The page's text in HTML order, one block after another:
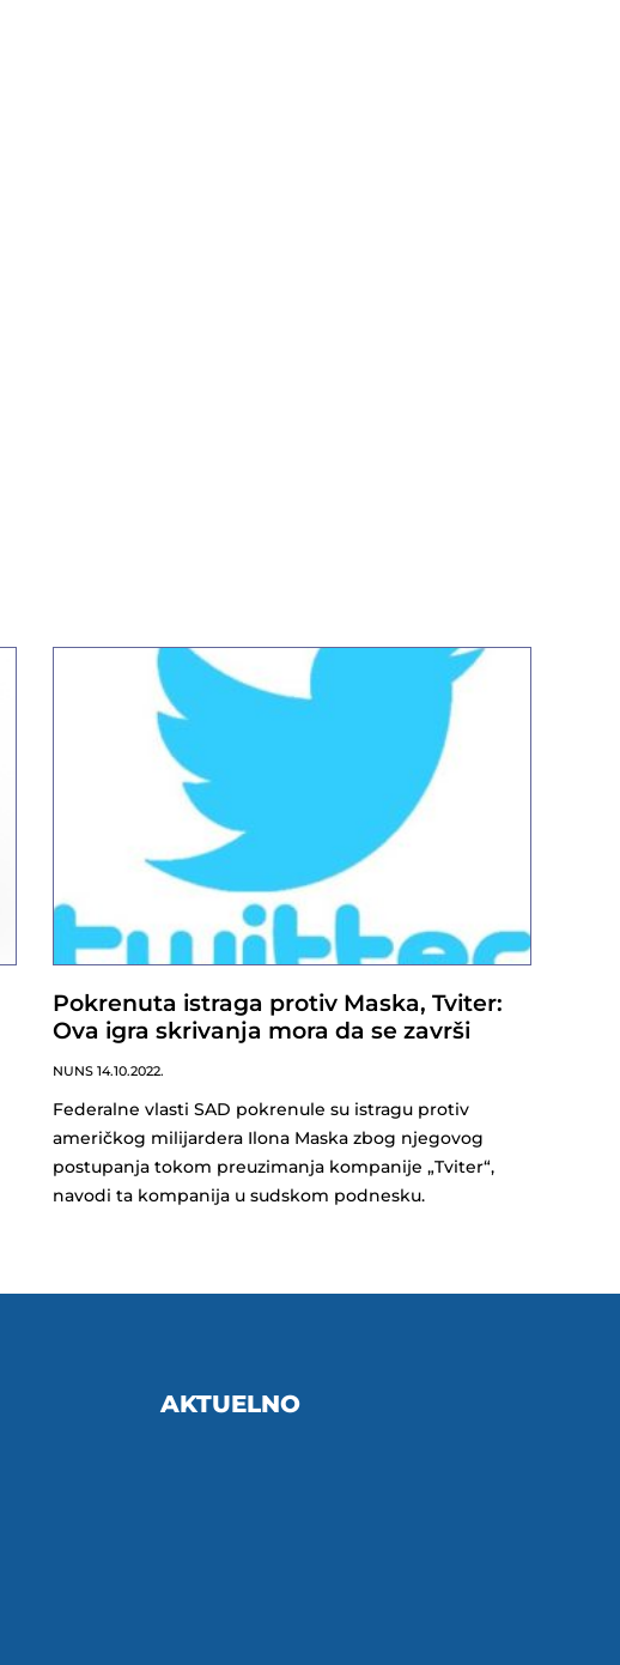
Pokrenuta istraga protiv Maska, Tviter:
Ova igra skrivanja mora da se završi
NUNS 14.10.2022.
Federalne vlasti SAD pokrenule su istragu protiv
američkog milijardera Ilona Maska zbog njegovog
postupanja tokom preuzimanja kompanije „Tviter“,
navodi ta kompanija u sudskom podnesku.
AKTUELNO